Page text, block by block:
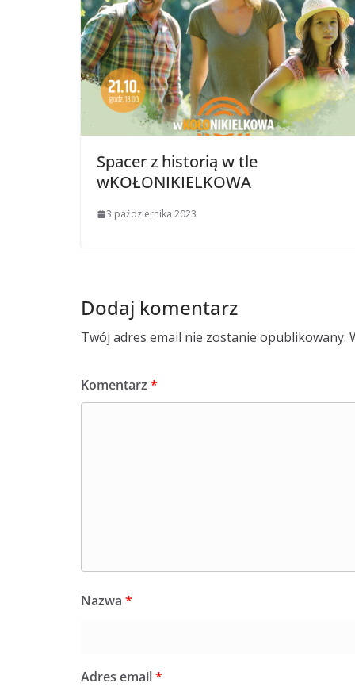
Spacer z historią w tle
wKOŁONIKIELKOWA
3 października 2023
Dodaj komentarz
Twój adres email nie zostanie opublikowany.
Komentarz *
Nazwa *
Adres email*